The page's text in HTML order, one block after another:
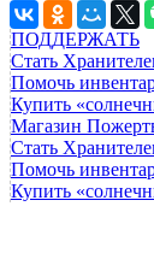
ПОДДЕРЖАТЬ
Стать
Помочь
Купить
Магазин
Стать
Помочь
Купить